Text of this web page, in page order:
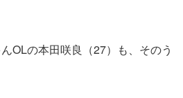
OLの本田咲良（27）も、そのう